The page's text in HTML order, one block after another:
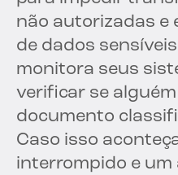
não autorizadas e
de dados
monitora seus
verificar se
documento
Caso isso
interrompido e um